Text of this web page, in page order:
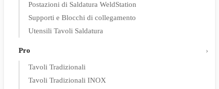
Postazioni di Saldatura WeldStation
Supporti e Blocchi di collegamento
Utensili Tavoli Saldatura
Pro
Tavoli Tradizionali
Tavoli Tradizionali INOX